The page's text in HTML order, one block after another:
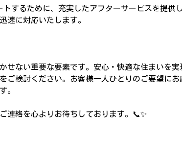
するために、充実したアフターサービスを提供
速に対応いたします。
せない重要な要素です。安心・快適な住まいを実
ご検討ください。お客様一人ひとりのご要望にお
。
連絡を心よりお待ちしております。📞✨